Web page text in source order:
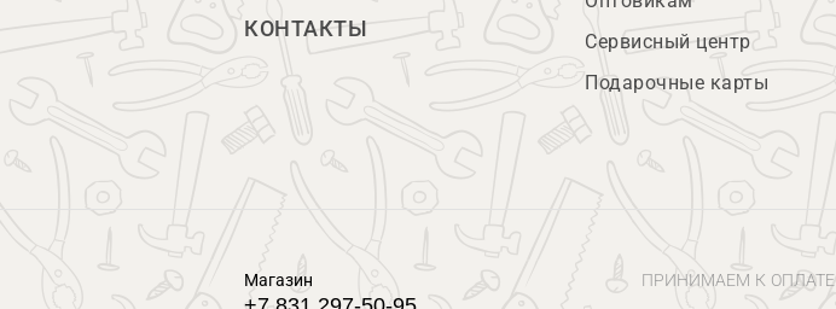
КОНТАКТЫ
Сервисный центр
Подарочные карты
Магазин ПРИНИМАЕМ К ОПЛАТЕ